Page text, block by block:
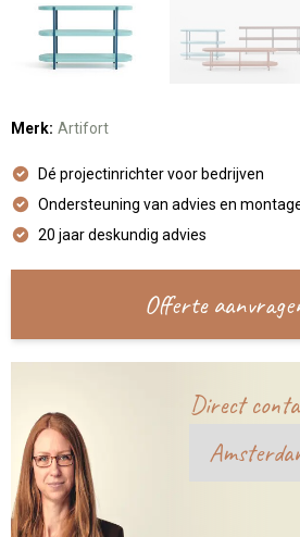
Merk: Artifort
Dé projectinrichter voor bedrijven
Ondersteuning van advies en
20 jaar deskundig advies
Offerte
Direct